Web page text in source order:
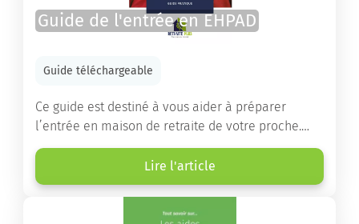
Guide de l'entrée en EHPAD
Guide téléchargeable
Ce guide est destiné à vous aider à préparer
l’entrée en maison de retraite de votre proche.
Vous y trouverez un panorama des différents types
d’établissements ainsi que des conseils pratiques
destinés à orienter les familles et à leur faciliter
Lire l'article